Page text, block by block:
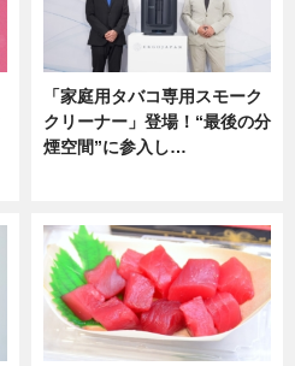
「家庭用タバコ専用スモーク
クリーナー」登場！“最後の分
煙空間”に参入し…